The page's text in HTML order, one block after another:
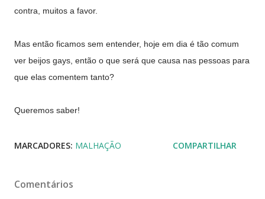
contra, muitos a favor.
Mas então ficamos sem entender, hoje em dia é tão comum
ver beijos gays, então o que será que causa nas pessoas para
que elas comentem tanto?
Queremos saber!
MARCADORES: MALHAÇÃO COMPARTILHAR
Comentários